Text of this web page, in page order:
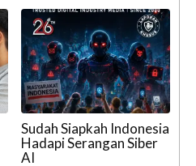
Sudah Siapkah Indonesia
Hadapi Serangan Siber
AI